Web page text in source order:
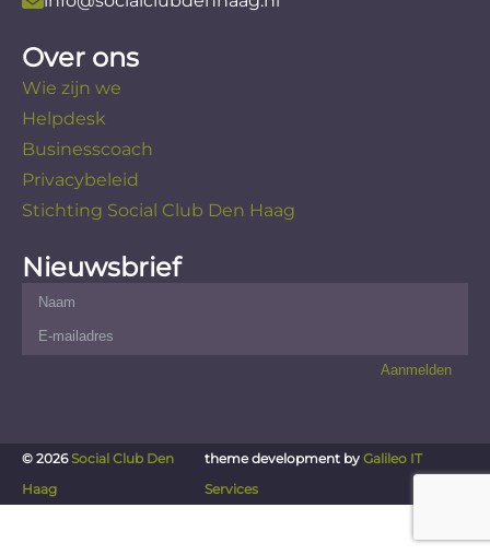
Over ons
Wie zijn we
Helpdesk
Businesscoach
Privacybeleid
Stichting Social Club Den Haag
Nieuwsbrief
© 2026Social Club Den
Haag
theme development byGalileo IT
Services